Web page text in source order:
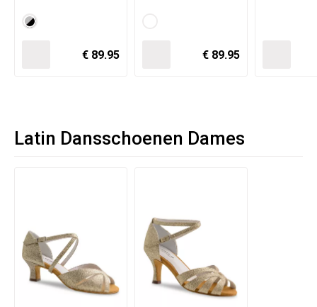
Splitzool
€ 89.95 € 89.95
Latin Dansschoenen Dames